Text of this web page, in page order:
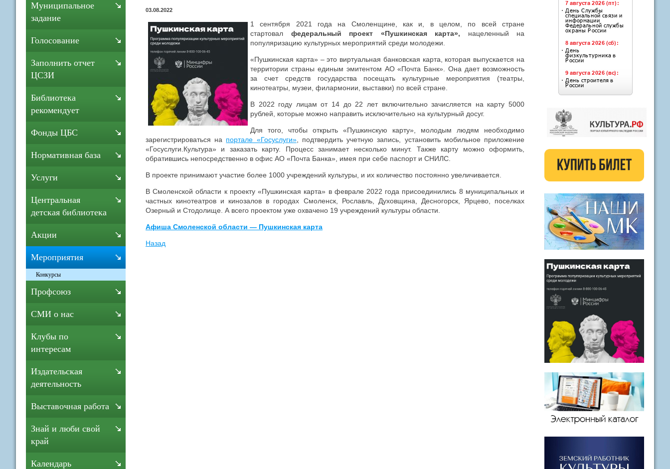
03.08.2022
1 сентября 2021 года на Смоленщине, как и, в целом, по всей стране
стартовал федеральный проект «Пушкинская карта», нацеленный на
популяризацию культурных мероприятий среди молодежи.
«Пушкинская карта» – это виртуальная банковская карта, которая выпускается на
территории страны единым эмитентом АО «Почта Банк». Она дает возможность
за счет средств государства посещать культурные мероприятия (театры,
кинотеатры, музеи, филармонии, выставки) по всей стране.
В 2022 году лицам от 14 до 22 лет включительно зачисляется на карту 5000
рублей, которые можно направить исключительно на культурный досуг.
Для того, чтобы открыть «Пушкинскую карту», молодым людям необходимо
зарегистрироваться на портале «Госуслуги», подтвердить учетную запись, установить мобильное приложение
«Госуслуги.Культура» и заказать карту. Процесс занимает несколько минут. Также карту можно оформить,
обратившись непосредственно в офис АО «Почта Банка», имея при себе паспорт и СНИЛС.
В проекте принимают участие более 1000 учреждений культуры, и их количество постоянно увеличивается.
В Смоленской области к проекту «Пушкинская карта» в феврале 2022 года присоединились 8 муниципальных и
частных кинотеатров и кинозалов в городах Смоленск, Рославль, Духовщина, Десногорск, Ярцево, поселках
Озерный и Стодолище. А всего проектом уже охвачено 19 учреждений культуры области.
Афиша Смоленской области — Пушкинская карта
Назад
Муниципальное
задание
Голосование
Заполнить отчет
ЦСЗИ
Библиотека
рекомендует
Фонды ЦБС
Нормативная база
Услуги
Центральная
детская библиотека
Акции
Мероприятия
Конкурсы
Профсоюз
СМИ о нас
Клубы по
интересам
Издательская
деятельность
Выставочная работа
Знай и люби свой
край
Календарь